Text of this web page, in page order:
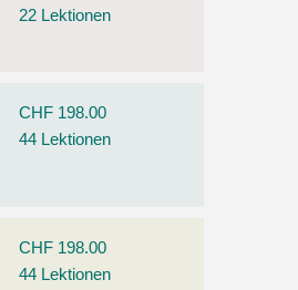
22 Lektionen
CHF 198.00
44 Lektionen
CHF 198.00
44 Lektionen